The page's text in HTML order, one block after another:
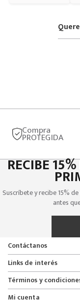
Compra
PROTEGIDA
RECIBE
Suscríbete y recibe 15%
antes
Contáctanos
Encuentra tu tienda
Formulario de
Servicio al cliente
Links de interés
Quienes somos
Políticas de entrega,
Políticas de privacidad
Términos y
Promociones
Mi cuenta